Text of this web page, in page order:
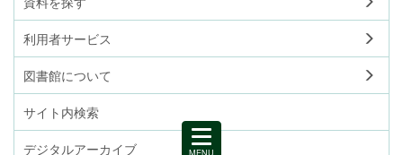
利用者サービス
図書館について
サイト内検索
デジタルアーカイブ